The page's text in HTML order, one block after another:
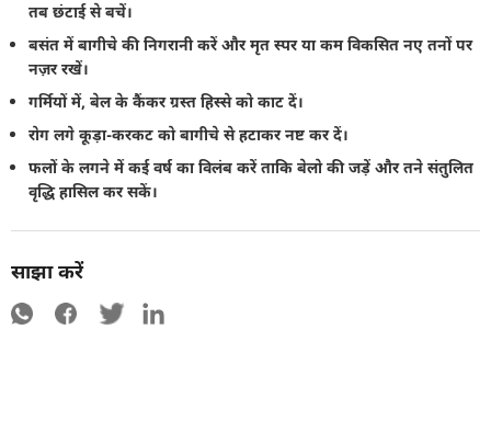
तब छंटाई से बचें।
बसंत में बागीचे की निगरानी करें और मृत स्पर या कम विकसित नए तनों पर
नज़र रखें।
गर्मियों में, बेल के कैंकर ग्रस्त हिस्से को काट दें।
रोग लगे कूड़ा-करकट को बागीचे से हटाकर नष्ट कर दें।
फलों के लगने में कई वर्ष का विलंब करें ताकि बेलो की जड़ें और तने संतुलित
वृद्धि हासिल कर सकें।
साझा करें